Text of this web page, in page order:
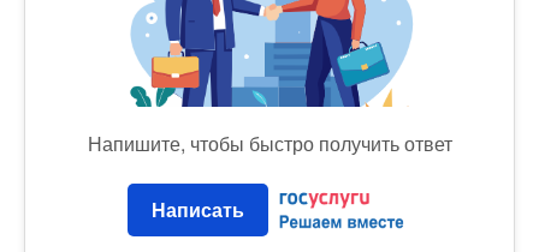
Напишите, чтобы быстро получить ответ
Написать